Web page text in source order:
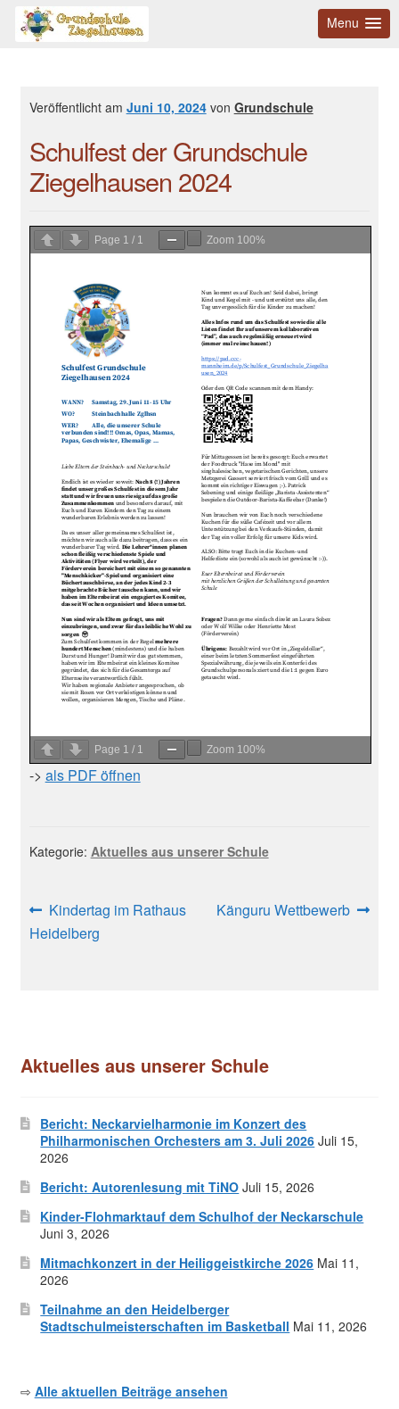
Menu
Veröffentlicht am Juni 10, 2024 von Grundschule
Schulfest der Grundschule
Ziegelhausen 2024
Page 1 / 1 Zoom 100%
Page 1 / 1 Zoom 100%
-> als PDF öffnen
Kategorie: Aktuelles aus unserer Schule
Beitragsnavigation
Vorheriger
Beitrag:
Kindertag im Rathaus
Heidelberg
Nächster
Känguru Wettbewerb
Aktuelles aus unserer Schule
Bericht: Neckarvielharmonie im Konzert des
Philharmonischen Orchesters am 3. Juli 2026 Juli 15,
2026
Bericht: Autorenlesung mit TiNO Juli 15, 2026
Kinder-Flohmarktauf dem Schulhof der Neckarschule
Juni 3, 2026
Mitmachkonzert in der Heiliggeistkirche 2026 Mai 11,
2026
Teilnahme an den Heidelberger
Stadtschulmeisterschaften im Basketball Mai 11, 2026
⇨ Alle aktuellen Beiträge ansehen